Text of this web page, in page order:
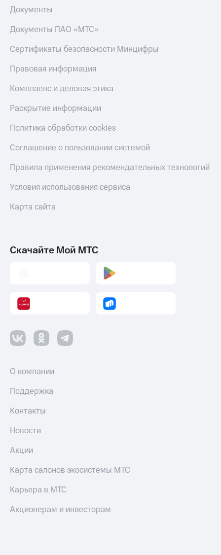
Документы
Документы ПАО «МТС»
Сертификаты безопасности Минцифры
Правовая информация
Комплаенс и деловая этика
Раскрытие информации
Политика обработки cookies
Соглашение о пользовании системой
Правила применения рекомендательных технологий
Условия использования сервиса
Карта сайта
Скачайте Мой МТС
О компании
Поддержка
Контакты
Новости
Акции
Карта салонов экосистемы МТС
Карьера в МТС
Акционерам и инвесторам